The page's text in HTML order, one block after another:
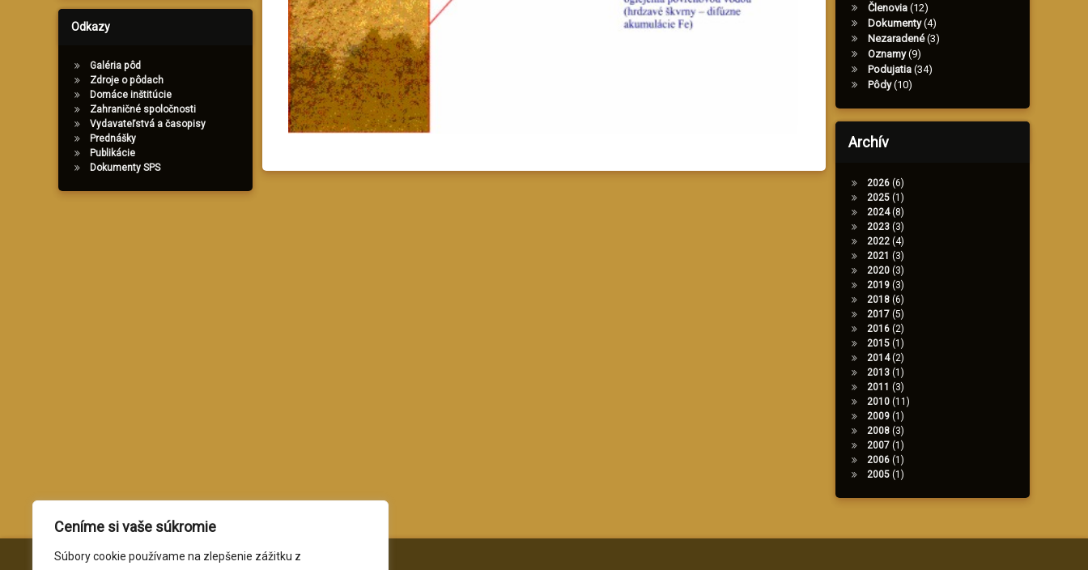
Ceníme si vaše súkromie
Súbory cookie používame na zlepšenie zážitku z
Odkazy
Galéria pôd
Zdroje o pôdach
Domáce inštitúcie
Zahraničné spoločnosti
Vydavateľstvá a časopisy
Prednášky
Publikácie
Dokumenty SPS
Členovia (12)
Dokumenty(4)
Nezaradené(3)
Oznamy(9)
Podujatia (34)
Pôdy(10)
Archív
2026(6)
2025(1)
2024(8)
2023(3)
2022(4)
2021 (3)
2020(3)
2019(3)
2018(6)
2017(5)
2016(2)
2015(1)
2014(2)
2013(1)
2011 (3)
2010(11)
2009(1)
2008(3)
2007(1)
2006(1)
2005(1)